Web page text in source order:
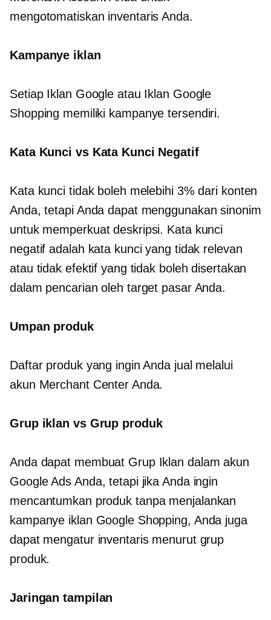
mengotomatiskan inventaris Anda.
Kampanye iklan
Setiap Iklan Google atau Iklan Google
Shopping memiliki kampanye tersendiri.
Kata Kunci vs Kata Kunci Negatif
Kata kunci tidak boleh melebihi 3% dari konten
Anda, tetapi Anda dapat menggunakan sinonim
untuk memperkuat deskripsi. Kata kunci
negatif adalah kata kunci yang tidak relevan
atau tidak efektif yang tidak boleh disertakan
dalam pencarian oleh target pasar Anda.
Umpan produk
Daftar produk yang ingin Anda jual melalui
akun Merchant Center Anda.
Grup iklan vs Grup produk
Anda dapat membuat Grup Iklan dalam akun
Google Ads Anda, tetapi jika Anda ingin
mencantumkan produk tanpa menjalankan
kampanye iklan Google Shopping, Anda juga
dapat mengatur inventaris menurut grup
produk.
Jaringan tampilan